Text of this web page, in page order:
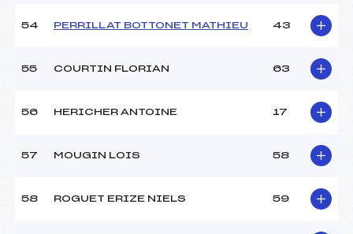
54 PERRILLAT BOTTONET MATHIEU 43
55 COURTIN FLORIAN 63
56 HERICHER ANTOINE 17
57 MOUGIN LOIS 58
58 ROGUET ERIZE NIELS 59